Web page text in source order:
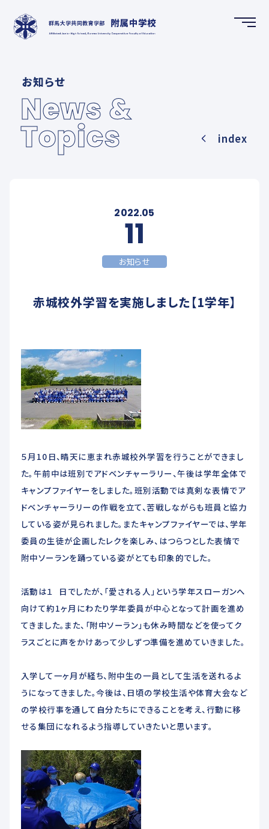
ホーム
NEWS & TOPICS
学校案内
FUTURE CREATION DEPARTMENT
教育関係者へ
交通アクセス
お問い合わせ
各種届出用紙ダウンロード
お知らせ
News &
Topics index
2022.05
11
お知らせ
赤城校外学習を実施しました【1学年】
５月10日、晴天に恵まれ赤城校外学習を行うことができまし
た。午前中は班別でアドベンチャーラリー、午後は学年全体で
キャンプファイヤーをしました。班別活動では真剣な表情でア
ドベンチャーラリーの作戦を立て、苦戦しながらも班員と協力
している姿が見られました。またキャンプファイヤーでは、学年
委員の生徒が企画したレクを楽しみ、はつらつとした表情で
附中ソーランを踊っている姿がとても印象的でした。
活動は１ 日でしたが、「愛される人」という学年スローガンへ
向けて約1ヶ月にわたり学年委員が中心となって計画を進め
てきました。また、「附中ソーラン」も休み時間などを使ってク
ラスごとに声をかけあって少しずつ準備を進めていきました。
入学して一ヶ月が経ち、附中生の一員として生活を送れるよ
うになってきました。今後は、日頃の学校生活や体育大会など
の学校行事を通して自分たちにできることを考え、行動に移
せる集団になれるよう指導していきたいと思います。